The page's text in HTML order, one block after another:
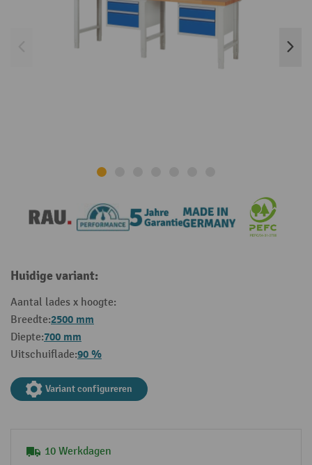
Huidige variant:
Aantal lades x hoogte:
Breedte:2500 mm
Diepte:700 mm
Uitschuiflade:90 %
Variant configureren
10 Werkdagen